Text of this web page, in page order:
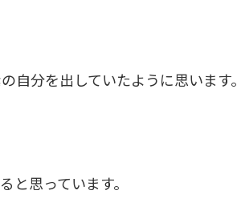
自分を出していたように思います。
と思っています。